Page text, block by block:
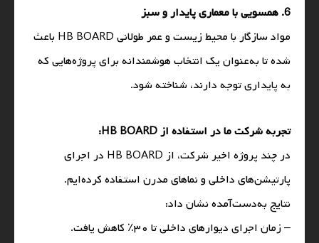
6. همسویی با معماری پایدار و سبز
مواد سازگار با محیط زیست و عمر طولانی HB BOARD باعث
شده تا به‌عنوان یک انتخاب هوشمندانه برای پروژه‌هایی که
به پایداری توجه دارند، شناخته شود.
تجربه شرکت ما در استفاده از HB BOARD:
در چند پروژه اخیر شرکت، از HB BOARD در اجرای
پارتیشن‌های داخلی و نماهای مدرن استفاده کرده‌ایم.
نتایج به‌دست‌آمده نشان داد:
– زمان اجرای دیوارهای داخلی تا ۳۰٪ کاهش یافت.